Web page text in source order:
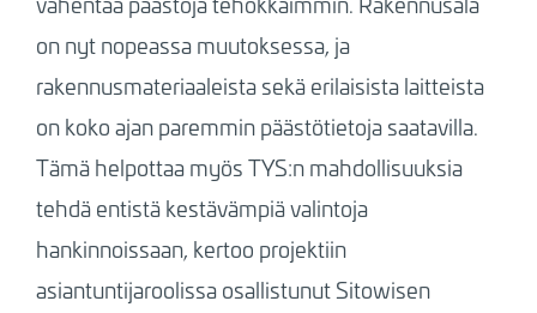
on nyt nopeassa muutoksessa, ja
rakennusmateriaaleista sekä erilaisista laitteista
on koko ajan paremmin päästötietoja saatavilla.
Tämä helpottaa myös TYS:n mahdollisuuksia
tehdä entistä kestävämpiä valintoja
hankinnoissaan, kertoo projektiin
asiantuntijaroolissa osallistunut Sitowisen